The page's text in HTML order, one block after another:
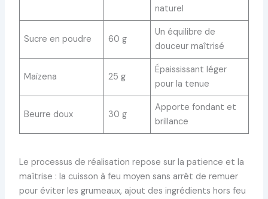
naturel
Sucre en poudre 60 g
Un équilibre de
douceur maîtrisé
Maïzena 25 g
Épaississant léger
pour la tenue
Beurre doux 30 g
Apporte fondant et
brillance
Le processus de réalisation repose sur la patience et la
maîtrise : la cuisson à feu moyen sans arrêt de remuer
pour éviter les grumeaux, ajout des ingrédients hors feu